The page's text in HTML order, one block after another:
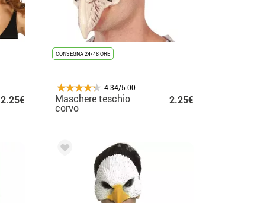
2.25€
CONSEGNA 24/48 ORE
4.34/5.00
Maschere teschio
corvo
2.25€